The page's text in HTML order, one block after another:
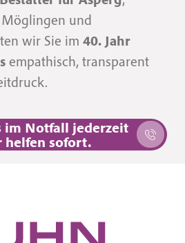
und
wir Sie im 40. Jahr
empathisch, transparent
im Notfall jederzeit
helfen sofort.